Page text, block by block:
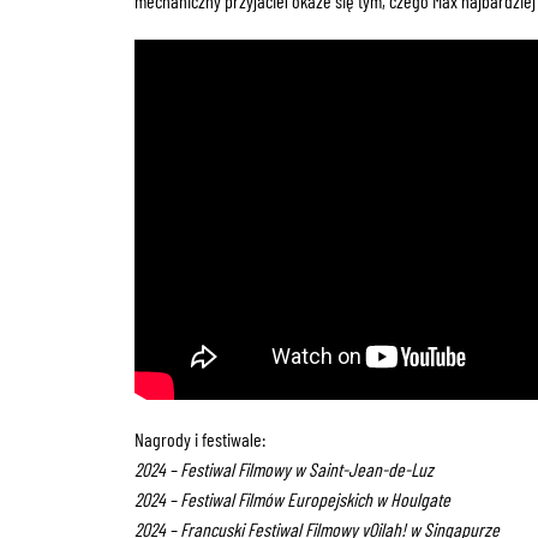
Nagrody i festiwale:
2024 – Festiwal Filmowy w Saint-Jean-de-Luz
2024 – Festiwal Filmów Europejskich w Houlgate
2024 – Francuski Festiwal Filmowy vOilah! w Singapurze